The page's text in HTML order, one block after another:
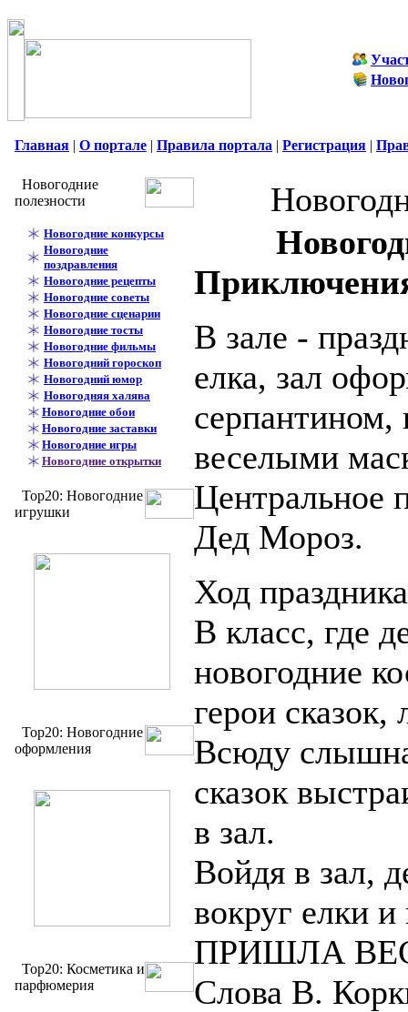
Главная | О портале | Правила портала | Регистрация |
Новогодние
полезности
Новогодние конкурсы
Новогодние
поздравления
Новогодние рецепты
Новогодние советы
Новогодние сценарии
Новогодние тосты
Новогодние фильмы
Новогодний гороскоп
Новогодний юмор
Новогодняя халява
Новогодние обои
Новогодние заставки
Новогодние игры
Новогодние открытки
Top20: Новогодние
игрушки
Top20: Новогодние
оформления
Top20: Косметика и
парфюмерия
В зале -
елка, зал
веселыми
Центральное
Дед Мороз.
Ход праздника
В класс, где
новогодние
герои сказок,
Всюду
сказок
в зал.
Войдя в зал,
вокруг елки
ПРИШЛА
Слова В.